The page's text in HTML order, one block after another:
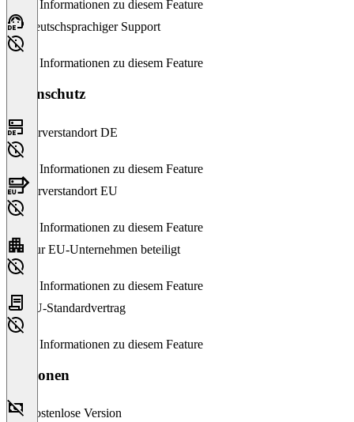
Keine Informationen zu diesem Feature
Deutschsprachiger Support
Keine Informationen zu diesem Feature
Datenschutz
Serverstandort DE
Keine Informationen zu diesem Feature
Serverstandort EU
Keine Informationen zu diesem Feature
Nur EU-Unternehmen beteiligt
Keine Informationen zu diesem Feature
EU-Standardvertrag
Keine Informationen zu diesem Feature
Versionen
Kostenlose Version